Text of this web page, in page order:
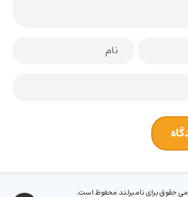
حقوق برای نامبرلند محفوظ است.